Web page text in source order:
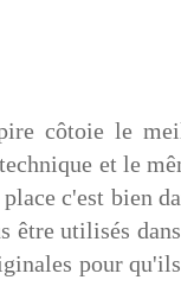
côtoie le
et le
c'est bien
être utilisés
pour